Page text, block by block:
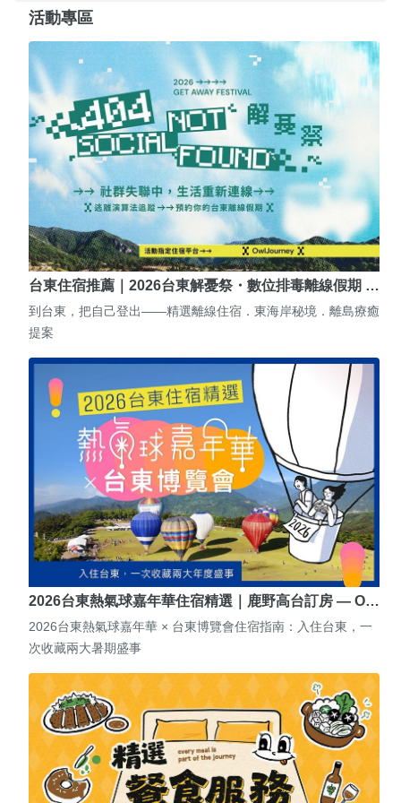
活動專區
台東住宿推薦｜2026台東解憂祭・數位排毒離線假期 …
到台東，把自己登出——精選離線住宿．東海岸秘境．離島療癒
提案
2026台東熱氣球嘉年華住宿精選｜鹿野高台訂房 — O…
2026台東熱氣球嘉年華 × 台東博覽會住宿指南：入住台東，一
次收藏兩大暑期盛事